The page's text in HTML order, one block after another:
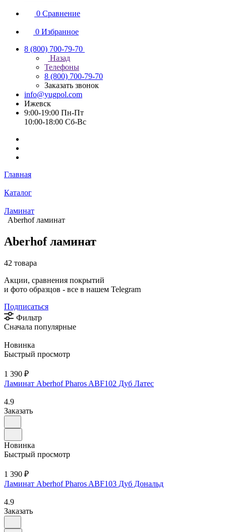
0 Сравнение
0 Избранное
8 (800) 700-79-70
Назад
Телефоны
8 (800) 700-79-70
Заказать звонок
info@yugpol.com
Ижевск
9:00-19:00 Пн-Пт
10:00-18:00 Cб-Вс
Главная
Каталог
Ламинат
Aberhof ламинат
Aberhof ламинат
42 товара
Акции, сравнения покрытий
и фото образцов - все в нашем Telegram
Подписаться
Фильтр
Сначала популярные
Новинка
Быстрый просмотр
1 390 ₽
Ламинат Aberhof Pharos ABF102 Дуб Латес
4.9
Заказать
Новинка
Быстрый просмотр
1 390 ₽
Ламинат Aberhof Pharos ABF103 Дуб Дональд
4.9
Заказать